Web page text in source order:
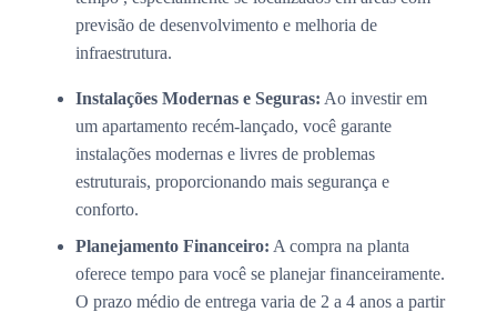
previsão de desenvolvimento e melhoria de
infraestrutura.
Instalações Modernas e Seguras: Ao investir em
um apartamento recém-lançado, você garante
instalações modernas e livres de problemas
estruturais, proporcionando mais segurança e
conforto.
Planejamento Financeiro: A compra na planta
oferece tempo para você se planejar financeiramente.
O prazo médio de entrega varia de 2 a 4 anos a partir